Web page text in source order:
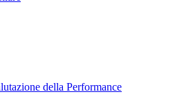
della Performance